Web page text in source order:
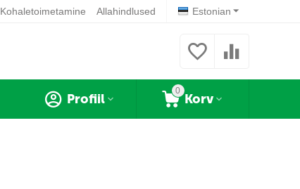
Estonian
Kohaletoimetamine Allahindlused
0
Korv
Profiil